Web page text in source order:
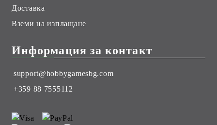
Доставка
Вземи на изплащане
Информация за контакт
support@hobbygamesbg.com
+359 88 7555112